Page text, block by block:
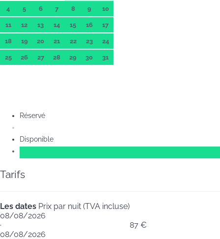
4 5 6 7 8 9 10
11 12 13 14 15 16 17
18 19 20 21 22 23 24
25 26 27 28 29 30 31
Réservé
Disponible
Tarifs
Les dates Prix par nuit (TVA incluse)
08/08/2026
·
08/08/2026
87 €